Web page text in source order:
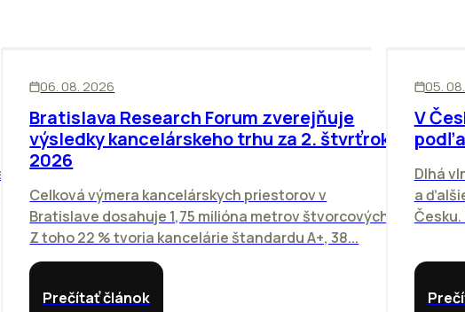
06. 08. 2026
Bratislava Research Forum zverejňuje
výsledky kancelárskeho trhu za 2. štvrťrok
2026
Celková výmera kancelárskych priestorov v
Bratislave dosahuje 1,75 milióna metrov štvorcových.
Z toho 22 % tvoria kancelárie štandardu A+, 38...
Prečítať článok
05.
V
Dlhá
a
Česku.